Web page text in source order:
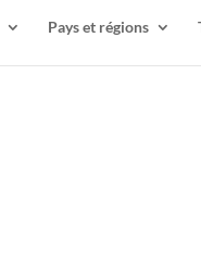
Pays et régions